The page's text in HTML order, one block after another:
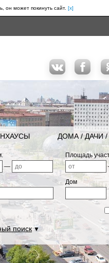
он может покинуть сайт. [x]
ДОМА / ДАЧИ
—
Площадь
Дом
поиск▼